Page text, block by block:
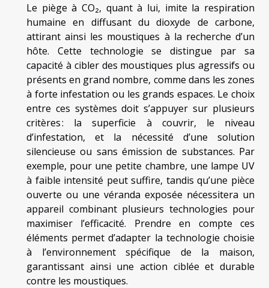
Le piège à CO₂, quant à lui, imite la respiration
humaine en diffusant du dioxyde de carbone,
attirant ainsi les moustiques à la recherche d’un
hôte. Cette technologie se distingue par sa
capacité à cibler des moustiques plus agressifs ou
présents en grand nombre, comme dans les zones
à forte infestation ou les grands espaces. Le choix
entre ces systèmes doit s’appuyer sur plusieurs
critères : la superficie à couvrir, le niveau
d’infestation, et la nécessité d’une solution
silencieuse ou sans émission de substances. Par
exemple, pour une petite chambre, une lampe UV
à faible intensité peut suffire, tandis qu’une pièce
ouverte ou une véranda exposée nécessitera un
appareil combinant plusieurs technologies pour
maximiser l’efficacité. Prendre en compte ces
éléments permet d’adapter la technologie choisie
à l’environnement spécifique de la maison,
garantissant ainsi une action ciblée et durable
contre les moustiques.